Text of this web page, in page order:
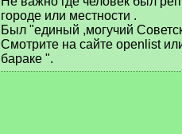
городе или местности .
Был "единый ,могучий
Смотрите на сайте openlist
бараке ".
[